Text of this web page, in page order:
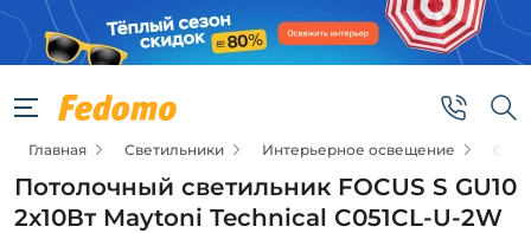
Главная Светильники Интерьерное освещение
Потолочный светильник FOCUS S GU10
2x10Вт Maytoni Technical C051CL-U-2W